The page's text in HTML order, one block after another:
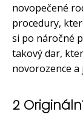
novopečené
procedury,
si po náročné
takový dar,
novorozence
2